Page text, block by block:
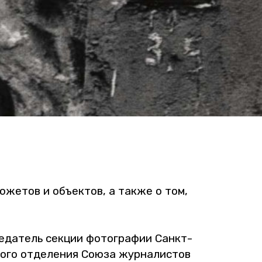
и объ­ек­тов, а также о том,
сек­ции фо­то­гра­фии Санкт-
от­де­ле­ния Союза жур­на­ли­стов